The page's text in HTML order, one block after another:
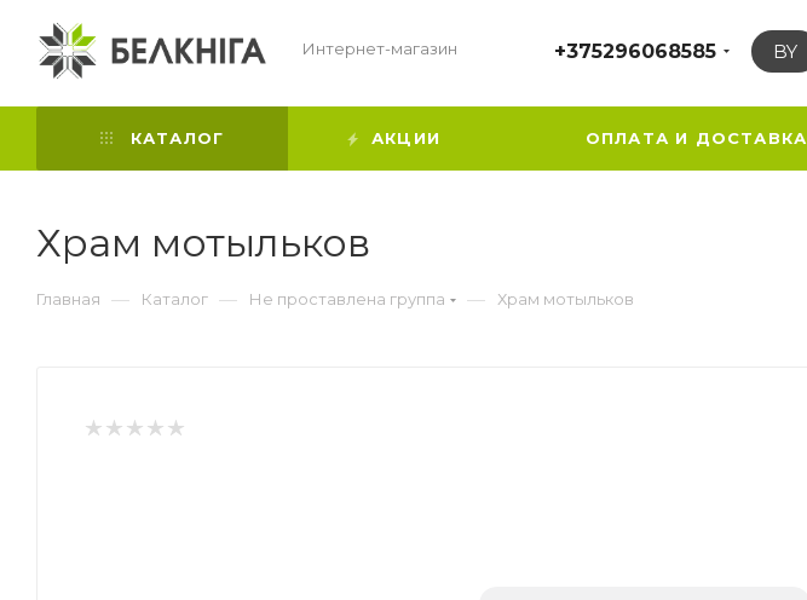
Интернет-магазин +375296068585 BY
КАТАЛОГ АКЦИИ ОПЛАТА И ДОСТАВКА
Храм мотыльков
Главная — Каталог — Не проставлена группа — Храм мотыльков